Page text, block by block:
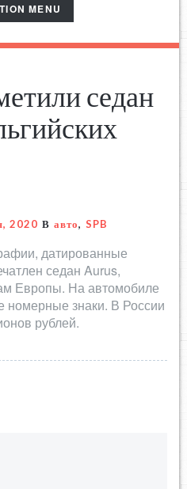
MENU
седан
2020 В авто, SPB
датированные
седан Aurus,
Европы. На автомобиле
номерные знаки. В России
рублей.